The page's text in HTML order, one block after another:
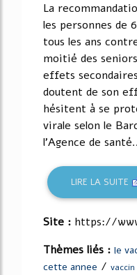
La
les personnes de
tous les ans
moitié des
effets
doutent de son
hésitent à se
virale selon le
l'Agence de
LIRE LA SUITE
Site : https://
Thèmes liés : le
cette annee /